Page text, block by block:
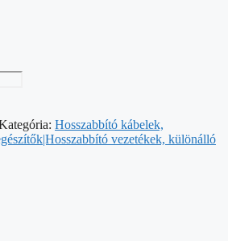
Hosszabbító kábelek,
vezetékek, különálló